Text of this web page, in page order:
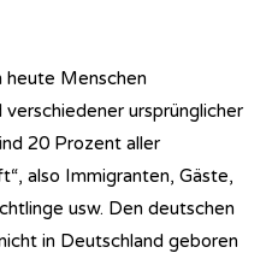
heute Menschen
ursprünglicher
20 Prozent aller
also Immigranten, Gäste,
usw. Den deutschen
in Deutschland geboren